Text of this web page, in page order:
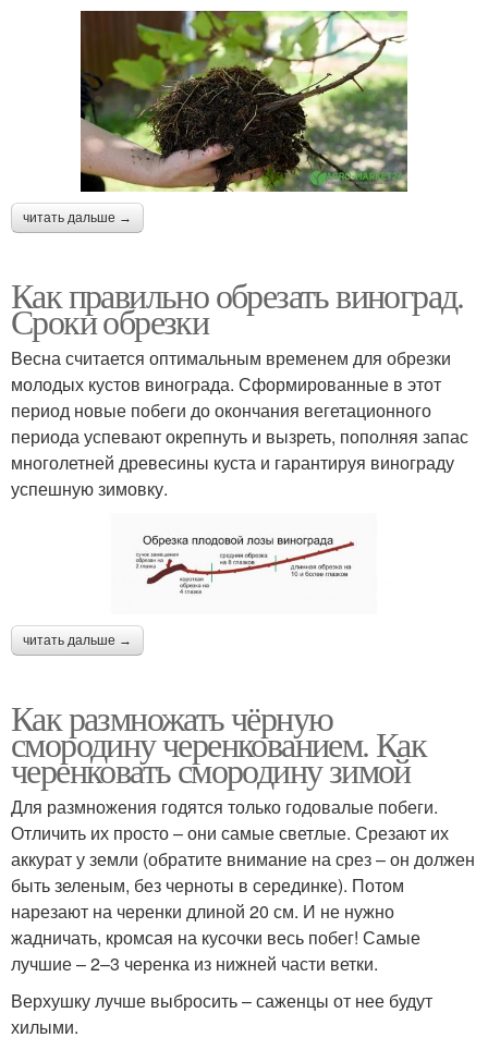
читать дальше →
Как правильно обрезать виноград.
Сроки обрезки
Весна считается оптимальным временем для обрезки
молодых кустов винограда. Сформированные в этот
период новые побеги до окончания вегетационного
периода успевают окрепнуть и вызреть, пополняя запас
многолетней древесины куста и гарантируя винограду
успешную зимовку.
читать дальше →
Как размножать чёрную
смородину черенкованием. Как
черенковать смородину зимой
Для размножения годятся только годовалые побеги.
Отличить их просто – они самые светлые. Срезают их
аккурат у земли (обратите внимание на срез – он должен
быть зеленым, без черноты в серединке). Потом
нарезают на черенки длиной 20 см. И не нужно
жадничать, кромсая на кусочки весь побег! Самые
лучшие – 2–3 черенка из нижней части ветки.
Верхушку лучше выбросить – саженцы от нее будут
хилыми.